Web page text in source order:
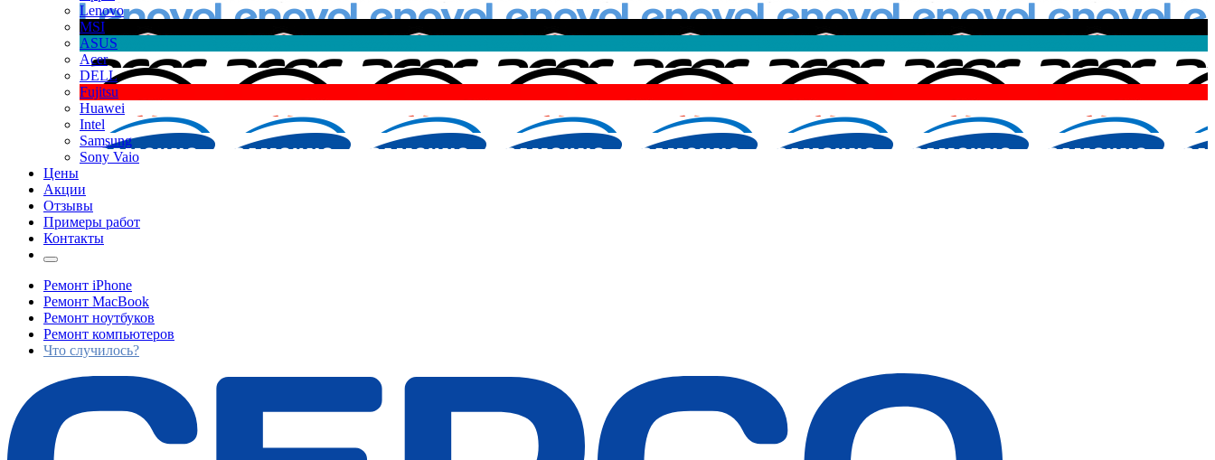
Lenovo
MSI
ASUS
Acer
DELL
Fujitsu
Huawei
Intel
Samsung
Sony Vaio
Цены
Акции
Отзывы
Примеры работ
Контакты
Ремонт iPhone
Ремонт MacBook
Ремонт ноутбуков
Ремонт компьютеров
Что случилось?